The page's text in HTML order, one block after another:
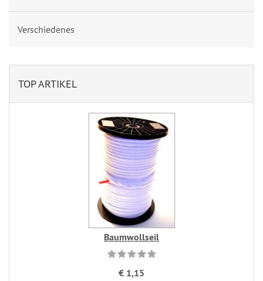
Verschiedenes
TOP ARTIKEL
Baumwollseil
€ 1,15